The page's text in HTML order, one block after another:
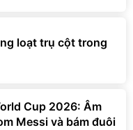
loạt trụ cột trong
Cup 2026: Âm
Messi và bám đuôi